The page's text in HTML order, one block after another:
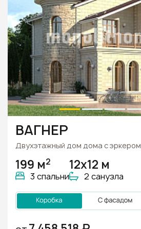
ВАГНЕР
Двухэтажный дом дома с эркером
199 м2
3 спальни
12х12 м
2 санузла